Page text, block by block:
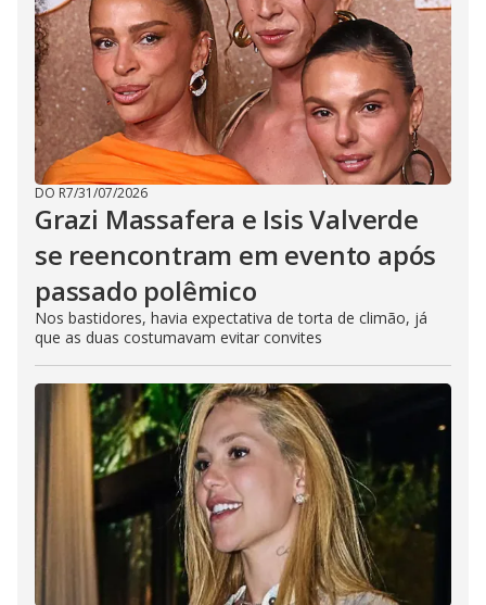
DO R7/31/07/2026
Grazi Massafera e Isis Valverde
se reencontram em evento após
passado polêmico
Nos bastidores, havia expectativa de torta de climão, já
que as duas costumavam evitar convites